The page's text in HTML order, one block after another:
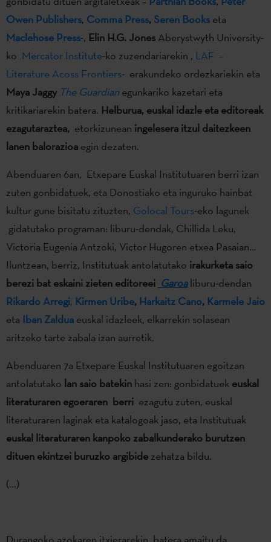
Owen Publishers, Comma Press,Seren Books eta
Maclehose Press-, Elin H.G. Jones Aberystwyth University-
ko Mercator Institute-ko zuzendariarekin , LAF –
Literature Acoss Frontiers- erakundeko ordezkariekin eta
Maya Jaggy The Guardian egunkariko kazetari eta
kritikariarekin batera. Helburua, euskal idazle eta editoreak
ezagutaraztea, etorkizunean ingelesera itzul daitezkeen
lanen balorazioa egin dezaten.
Abenduaren 6an, Etxepare Euskal Institutuaren berri izan
zuten gonbidatuek, eta Donostiako eta inguruko hainbat
kultur gune bisitatu zituzten, Golocal Tours-eko lagunek
gidatutako programan: liburu-dendak, Chillida Leku,
Victoria Eugenia Antzoki, Victor Hugoren etxea Pasaian…
Iluntzean, berriz, Institutuak antolatutako irakurketa saio
berezi bat eskaini zieten editoreei Garoaliburu-dendan
Rikardo Arregi, Kirmen Uribe, Harkaitz Cano, Karmele Jaio
eta Iban Zaldua euskal idazleek, elkarrekin solasean
aritzeko tarte zabala izan aurretik.
Abenduaren 7a Etxepare Euskal Institutuaren egoitzan
antolatutako lan saio batekin hasi zen: gonbidatuek euskal
literaturaren egoeraren berri ezagutu zuten, euskal
literaturaren laginak eta katalogoak jaso, eta Institutuak
euskal literaturaren kanpoko zabalkunderako burutzen
dituen ekintzei buruzko argibide zehatza bildu.
(...)
Durangoko azokaren itxierarekin batera amaitu da